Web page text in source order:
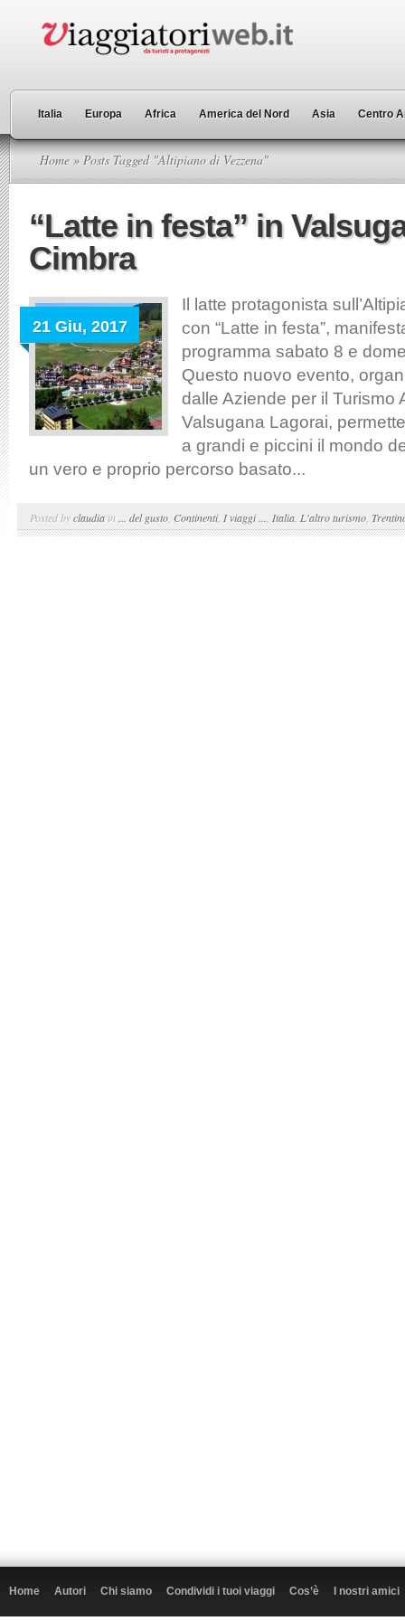
Italia Europa Africa America del Nord Asia Centro
Home » Posts Tagged "Altipiano di Vezzena"
“Latte in festa” in
Cimbra
21 Giu, 2017
Il latte protagonista
con “Latte in festa”,
programma sabato 8 e
Questo nuovo evento,
dalle Aziende per il Turismo
Valsugana Lagorai,
a grandi e piccini il mondo
un vero e proprio percorso basato...
Posted byclaudia in ... del gusto Continenti, I viaggi ... Italia L'altro turismo
Home Autori Chi siamo Condividi i tuoi viaggi Cos’è I nostri amici